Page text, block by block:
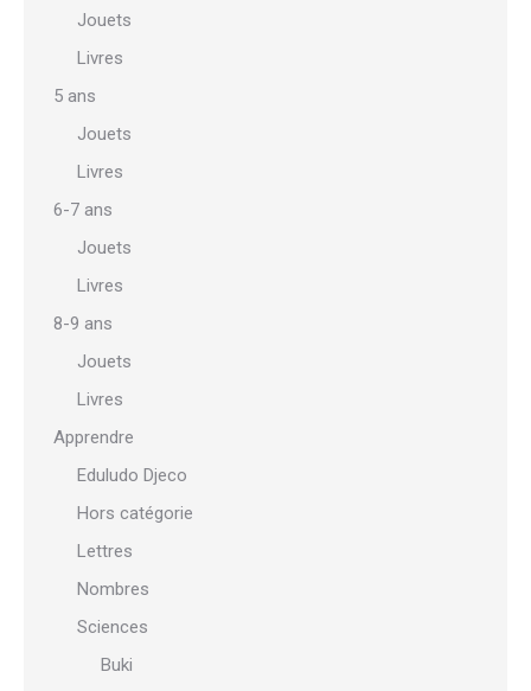
Jouets
Livres
5 ans
Jouets
Livres
6-7 ans
Jouets
Livres
8-9 ans
Jouets
Livres
Apprendre
Eduludo Djeco
Hors catégorie
Lettres
Nombres
Sciences
Buki